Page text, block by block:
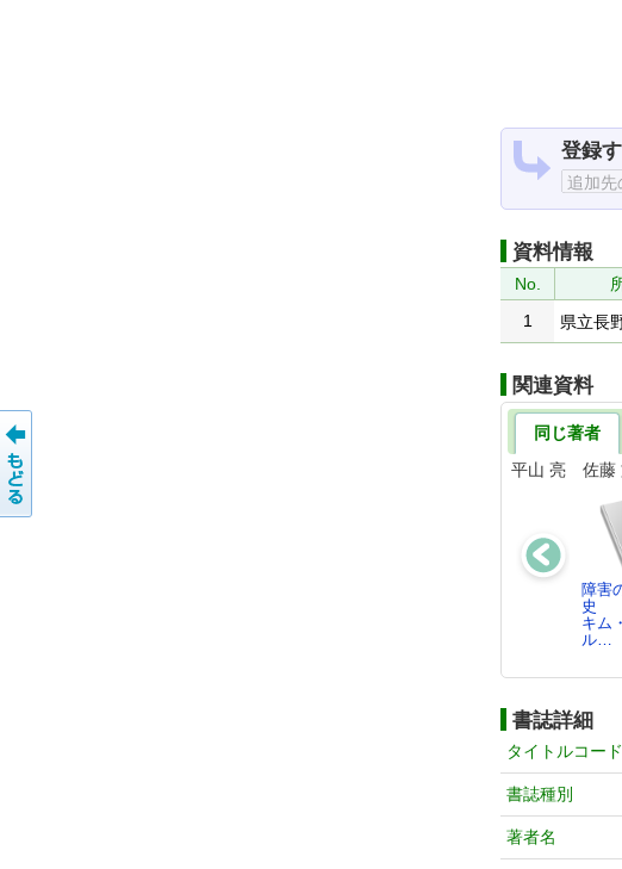
登録
資料情報
No.
1
県立長
関連資料
同じ著者
平山 亮 佐藤
障害
史
キム
ル…
書誌詳細
タイトルコード
書誌種別
著者名